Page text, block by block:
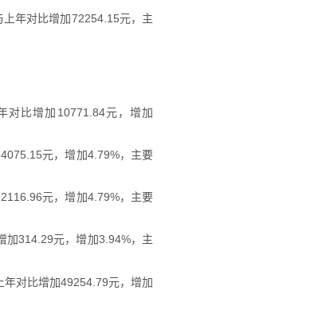
年对比增加72254.15元，主
对比增加10771.84元，增加
元，增加4.79%，主要
元，增加4.79%，主要
加314.29元，增加3.94%，主
对比增加49254.79元，增加